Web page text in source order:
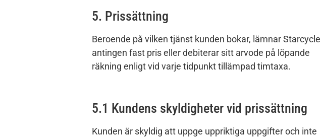
5. Prissättning
Beroende på vilken tjänst kunden bokar, lämnar Starcycle
antingen fast pris eller debiterar sitt arvode på löpande
räkning enligt vid varje tidpunkt tillämpad timtaxa.
5.1 Kundens skyldigheter vid prissättning
Kunden är skyldig att uppge uppriktiga uppgifter och inte